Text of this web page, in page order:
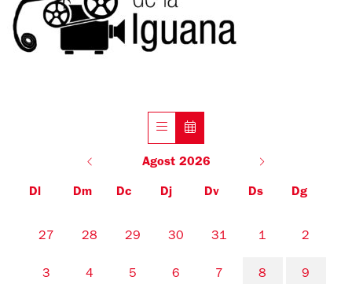
Agost 2026
Dl Dm Dc Dj Dv Ds Dg
No hi ha cap activitat aquest mes
27 28 29 30 31 1 2
3 4 5 6 7 8 9